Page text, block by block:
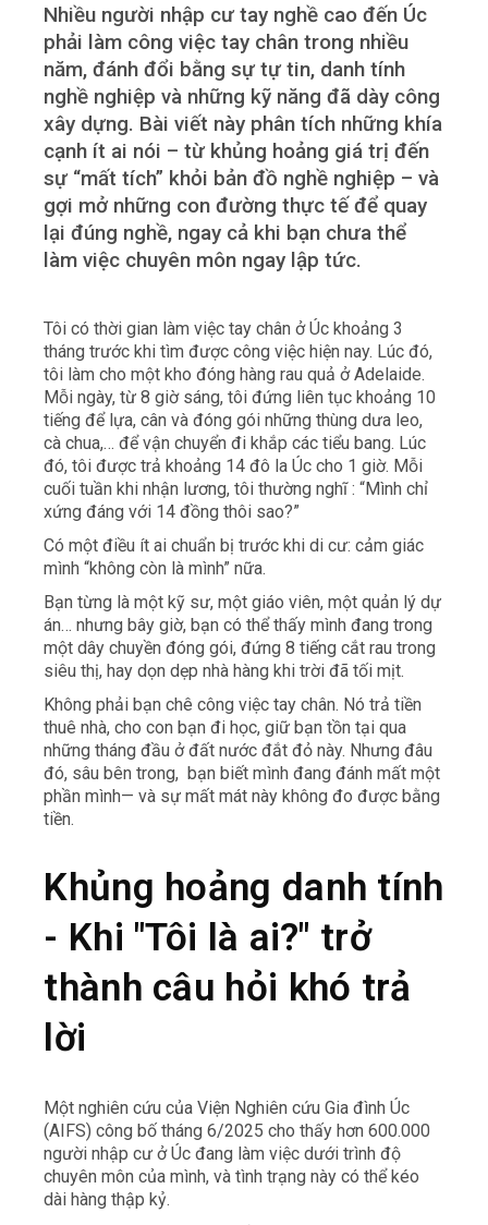
Nhiều người nhập cư tay nghề cao đến Úc
phải làm công việc tay chân trong nhiều
năm, đánh đổi bằng sự tự tin, danh tính
nghề nghiệp và những kỹ năng đã dày công
xây dựng. Bài viết này phân tích những khía
cạnh ít ai nói – từ khủng hoảng giá trị đến
sự “mất tích” khỏi bản đồ nghề nghiệp – và
gợi mở những con đường thực tế để quay
lại đúng nghề, ngay cả khi bạn chưa thể
làm việc chuyên môn ngay lập tức.
Tôi có thời gian làm việc tay chân ở Úc khoảng 3
tháng trước khi tìm được công việc hiện nay. Lúc đó,
tôi làm cho một kho đóng hàng rau quả ở Adelaide.
Mỗi ngày, từ 8 giờ sáng, tôi đứng liên tục khoảng 10
tiếng để lựa, cân và đóng gói những thùng dưa leo,
cà chua,… để vận chuyển đi khắp các tiểu bang. Lúc
đó, tôi được trả khoảng 14 đô la Úc cho 1 giờ. Mỗi
cuối tuần khi nhận lương, tôi thường nghĩ : “Mình chỉ
xứng đáng với 14 đồng thôi sao?”
Có một điều ít ai chuẩn bị trước khi di cư: cảm giác
mình “không còn là mình” nữa.
Bạn từng là một kỹ sư, một giáo viên, một quản lý dự
án… nhưng bây giờ, bạn có thể thấy mình đang trong
một dây chuyền đóng gói, đứng 8 tiếng cắt rau trong
siêu thị, hay dọn dẹp nhà hàng khi trời đã tối mịt.
Không phải bạn chê công việc tay chân. Nó trả tiền
thuê nhà, cho con bạn đi học, giữ bạn tồn tại qua
những tháng đầu ở đất nước đắt đỏ này. Nhưng đâu
đó, sâu bên trong, bạn biết mình đang đánh mất một
phần mình— và sự mất mát này không đo được bằng
tiền.
Khủng hoảng danh tính
- Khi "Tôi là ai?" trở
thành câu hỏi khó trả
lời
Một nghiên cứu của Viện Nghiên cứu Gia đình Úc
(AIFS) công bố tháng 6/2025 cho thấy hơn 600.000
người nhập cư ở Úc đang làm việc dưới trình độ
chuyên môn của mình, và tình trạng này có thể kéo
dài hàng thập kỷ.